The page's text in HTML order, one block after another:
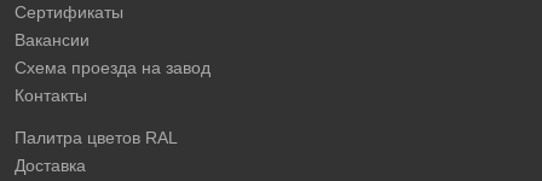
Сертификаты
Вакансии
Схема проезда на завод
Контакты
Палитра цветов RAL
Доставка